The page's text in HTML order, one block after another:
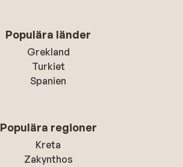
Populära länder
Grekland
Turkiet
Spanien
Populära regioner
Kreta
Zakynthos